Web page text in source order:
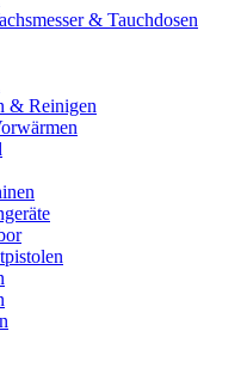
& Tauchdosen
& Reinigen